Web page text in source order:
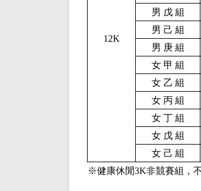
1 2K
男 戊 組
男 己 組
男 庚 組
女 甲 組
女 乙 組
女 丙 組
女 丁 組
女 戊 組
女 己 組
※健康休閒3K非競賽組，